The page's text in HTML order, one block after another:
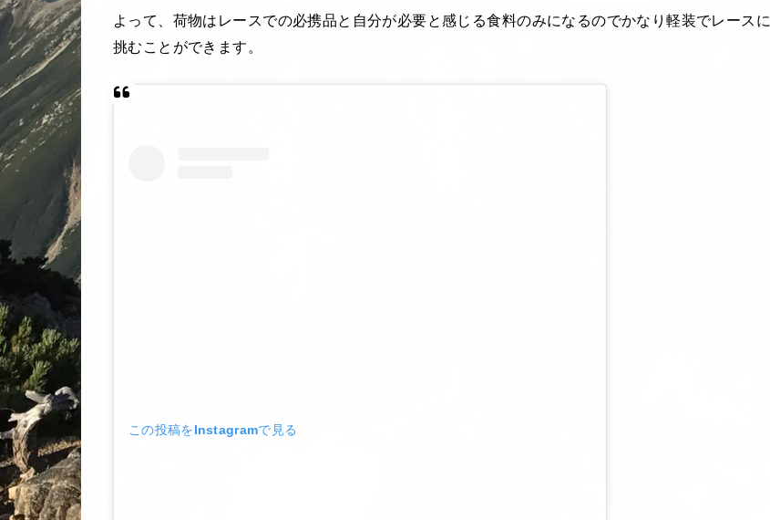
よって、荷物はレースでの必携品と自分が必要と感じる食料のみになるのでかなり軽装でレースに
挑むことができます。
この投稿をInstagramで見る